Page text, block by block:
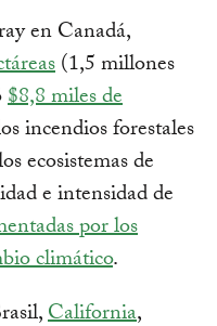
en Canadá,
(1,5 millones
$8,8 miles de
incendios forestales
ecosistemas de
e intensidad de
por los
climático.
California,